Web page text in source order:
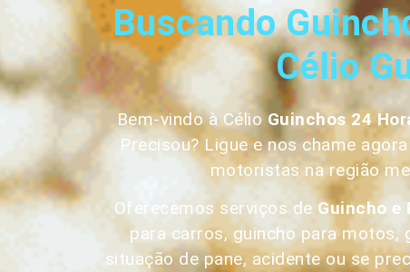
Buscando
Célio
Bem-vindo à Célio Guinchos 24
Precisou? Ligue e nos chame
motoristas na região
Oferecemos serviços de Guincho e
para carros, guincho para motos,
situação de pane, acidente ou se